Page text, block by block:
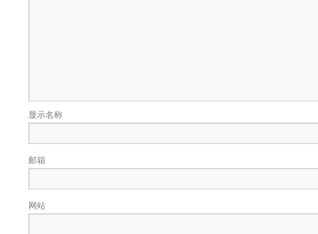
显示名称
邮箱
网站